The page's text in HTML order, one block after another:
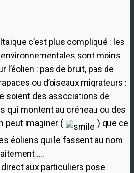
c’est plus compliqué : les
sont moins
l’éolien : pas de bruit, pas de
ou d’oiseaux migrateurs :
soient des associations de
qui montent au créneau ou des
peut imaginer (
) que ce
éoliens qui le fassent au nom
….
direct aux particuliers pose